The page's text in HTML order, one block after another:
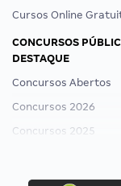
Cursos Online
CONCURSOS
DESTAQUE
Concursos Abertos
Concursos 2026
Concursos 2025
Concurso Ibama